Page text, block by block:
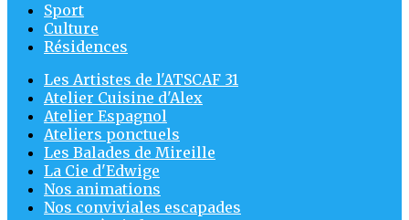
Sport
Culture
Résidences
Les Artistes de l'ATSCAF 31
Atelier Cuisine d'Alex
Atelier Espagnol
Ateliers ponctuels
Les Balades de Mireille
La Cie d'Edwige
Nos animations
Nos conviviales escapades